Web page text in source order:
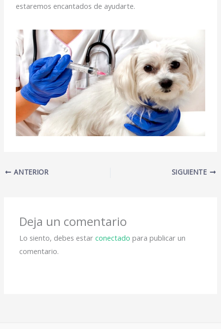
estaremos encantados de ayudarte.
ANTERIOR SIGUIENTE
Deja un comentario
Lo siento, debes estarconectado para publicar un
comentario.